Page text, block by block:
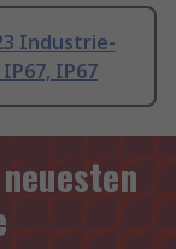
Industrie-
IP67